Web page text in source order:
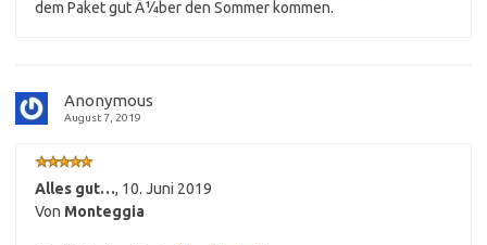
dem Paket gut Ã¼ber den Sommer kommen.
Anonymous
August 7, 2019
Alles gut…, 10. Juni 2019
Von Monteggia